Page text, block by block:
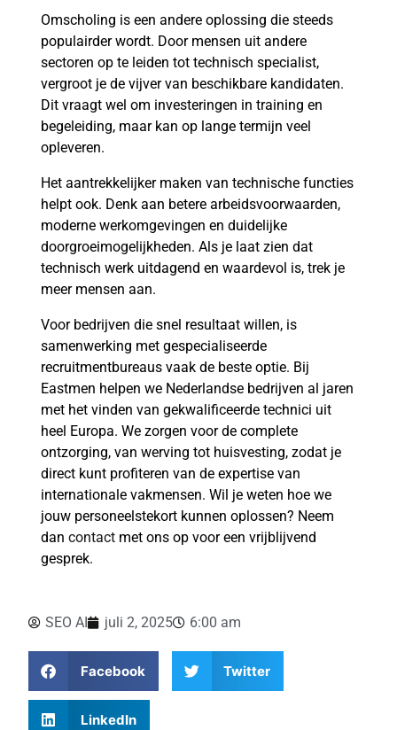
Omscholing is een andere oplossing die steeds
populairder wordt. Door mensen uit andere
sectoren op te leiden tot technisch specialist,
vergroot je de vijver van beschikbare kandidaten.
Dit vraagt wel om investeringen in training en
begeleiding, maar kan op lange termijn veel
opleveren.
Het aantrekkelijker maken van technische functies
helpt ook. Denk aan betere arbeidsvoorwaarden,
moderne werkomgevingen en duidelijke
doorgroeimogelijkheden. Als je laat zien dat
technisch werk uitdagend en waardevol is, trek je
meer mensen aan.
Voor bedrijven die snel resultaat willen, is
samenwerking met gespecialiseerde
recruitmentbureaus vaak de beste optie. Bij
Eastmen helpen we Nederlandse bedrijven al jaren
met het vinden van gekwalificeerde technici uit
heel Europa. We zorgen voor de complete
ontzorging, van werving tot huisvesting, zodat je
direct kunt profiteren van de expertise van
internationale vakmensen. Wil je weten hoe we
jouw personeelstekort kunnen oplossen? Neem
dan contact met ons op voor een vrijblijvend
gesprek.
SEO AI juli 2, 2025 6:00 am
Facebook Twitter
LinkedIn